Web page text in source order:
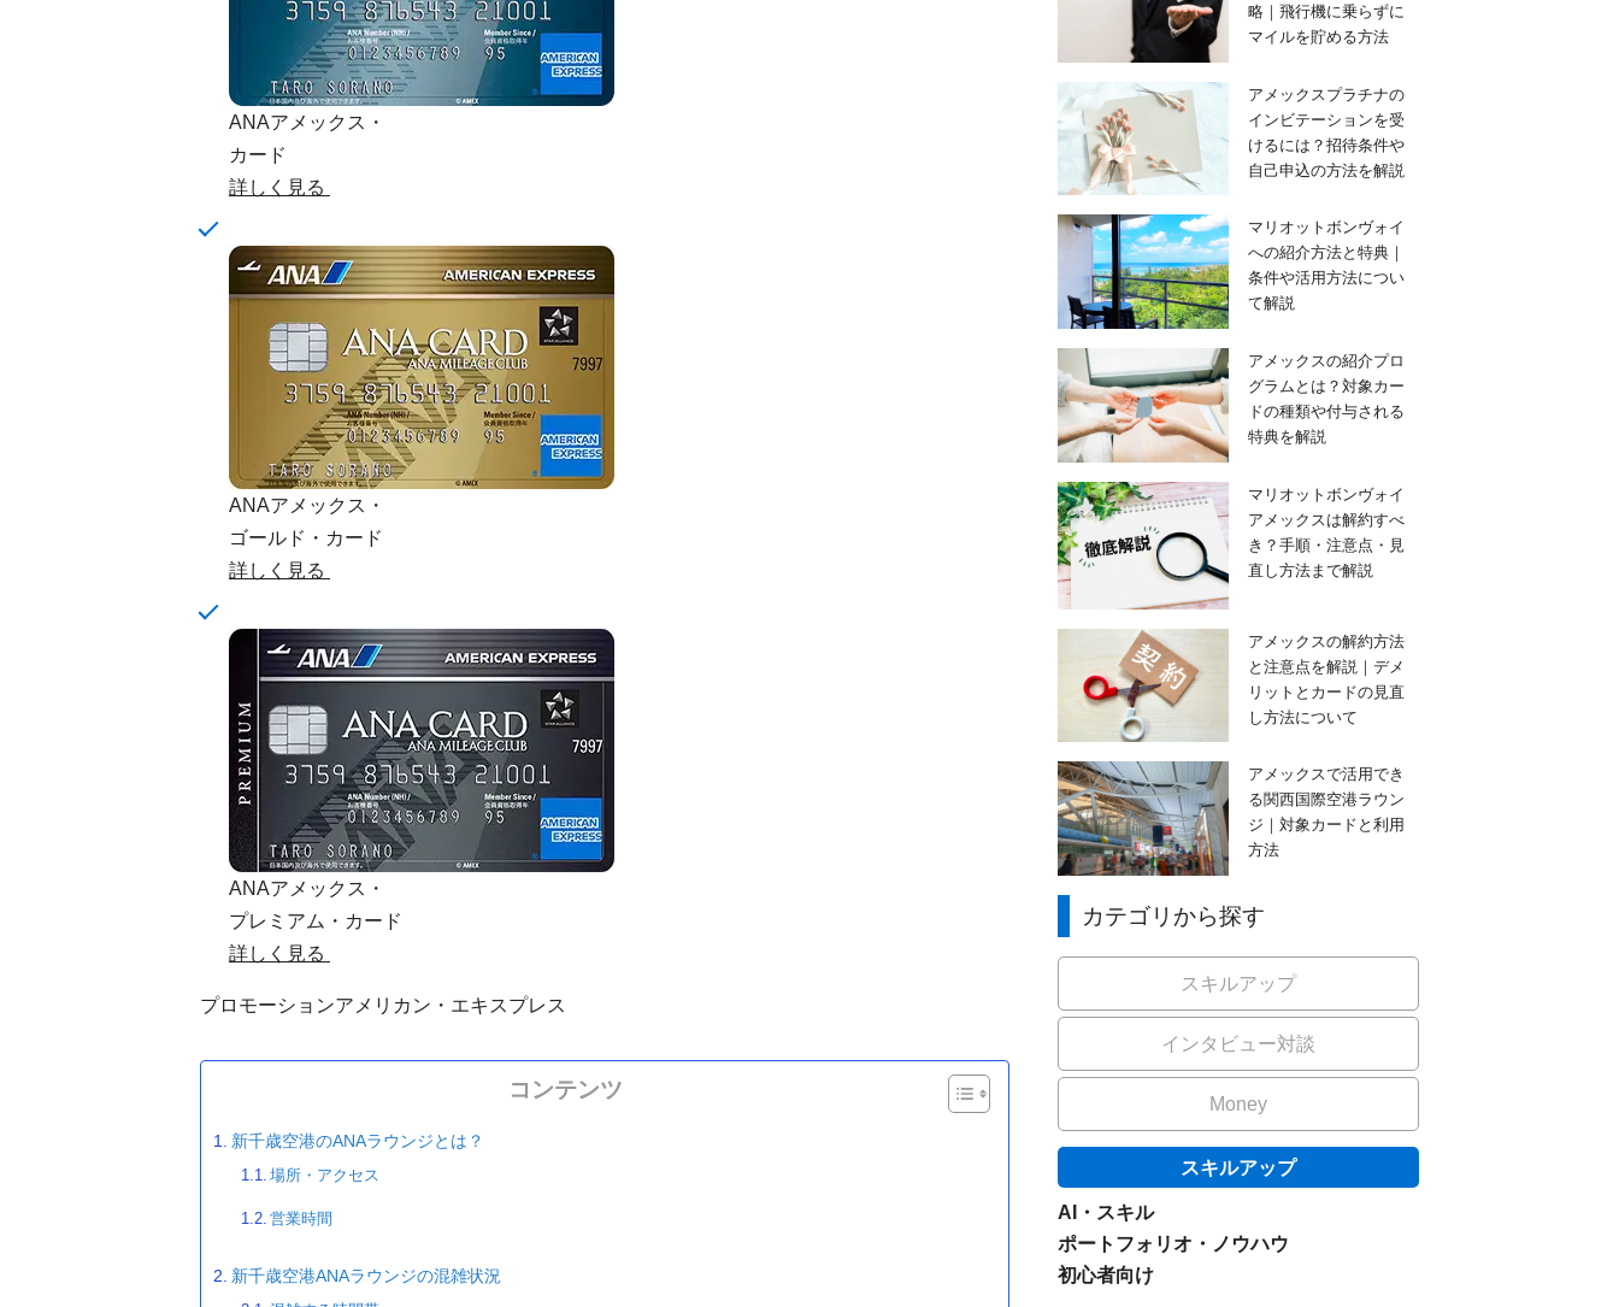
ANAアメックス・
カード
詳しく見る
ANAアメックス・
ゴールド・カード
詳しく見る
ANAアメックス・
プレミアム・カード
詳しく見る
プロモーションアメリカン・エキスプレス
コンテンツ
新千歳空港のANAラウンジとは？
場所・アクセス
営業時間
新千歳空港ANAラウンジの混雑状況
略｜飛行機に乗らずに
マイルを貯める方法
アメックスプラチナの
インビテーションを受
けるには？招待条件や
自己申込の方法を解説
マリオットボンヴォイ
への紹介方法と特典｜
条件や活用方法につい
て解説
アメックスの紹介プロ
グラムとは？対象カー
ドの種類や付与される
特典を解説
マリオットボンヴォイ
アメックスは解約すべ
き？手順・注意点・見
直し方法まで解説
アメックスの解約方法
と注意点を解説｜デメ
リットとカードの見直
し方法について
アメックスで活用でき
る関西国際空港ラウン
ジ｜対象カードと利用
方法
カテゴリから探す
スキルアップ
インタビュー対談
Money
スキルアップ
AI・スキル
ポートフォリオ・ノウハウ
初心者向け